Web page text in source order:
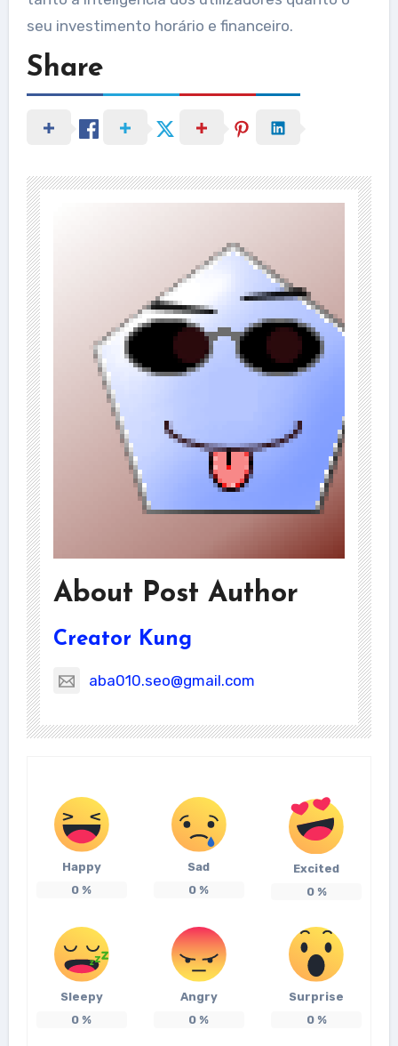
seu investimento horário e financeiro.
Share
About Post Author
Creator Kung
aba010.seo@gmail.com
Happy
0 %
Sad
0 %
Excited
0%
Sleepy
0 %
Angry
0 %
Surprise
0%